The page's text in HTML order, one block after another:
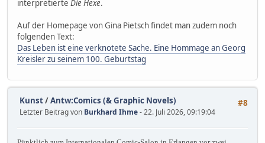
interpretierte Die Hexe.
Auf der Homepage von Gina Pietsch findet man zudem noch
folgenden Text:
Das Leben ist eine verknotete Sache. Eine Hommage an Georg
Kreisler zu seinem 100. Geburtstag
#8
Kunst/Antw:Comics (& Graphic Novels)
Letzter Beitrag von Burkhard Ihme- 22. Juli 2026, 09:19:04